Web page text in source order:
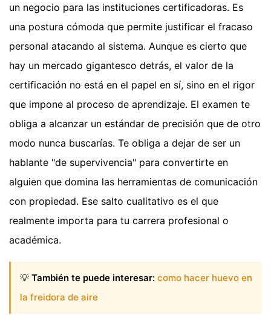
un negocio para las instituciones certificadoras. Es
una postura cómoda que permite justificar el fracaso
personal atacando al sistema. Aunque es cierto que
hay un mercado gigantesco detrás, el valor de la
certificación no está en el papel en sí, sino en el rigor
que impone al proceso de aprendizaje. El examen te
obliga a alcanzar un estándar de precisión que de otro
modo nunca buscarías. Te obliga a dejar de ser un
hablante "de supervivencia" para convertirte en
alguien que domina las herramientas de comunicación
con propiedad. Ese salto cualitativo es el que
realmente importa para tu carrera profesional o
académica.
💡 También te puede interesar: como hacer huevo en
la freidora de aire